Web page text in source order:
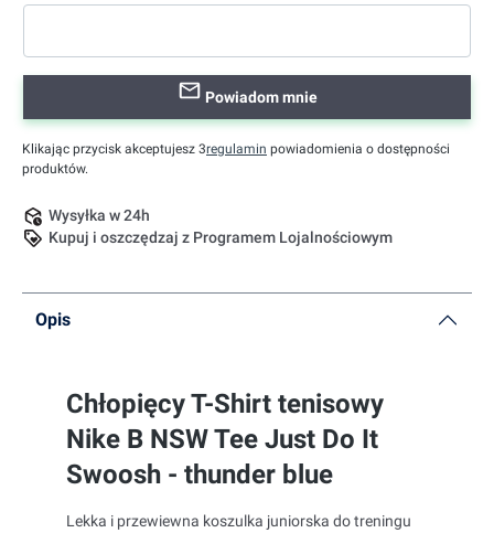
Powiadom mnie
Klikając przycisk akceptujesz 3regulamin powiadomienia o dostępności
produktów.
Wysyłka w 24h
Kupuj i oszczędzaj z Programem Lojalnościowym
Opis
Chłopięcy T-Shirt tenisowy
Nike B NSW Tee Just Do It
Swoosh - thunder blue
Lekka i przewiewna koszulka juniorska do treningu